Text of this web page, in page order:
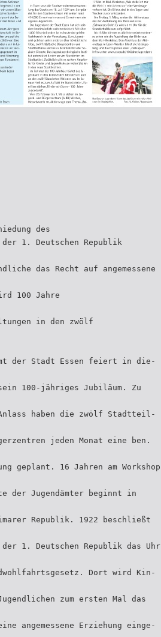
des
der 1. Deutschen Republik
das Recht auf angemessene
100 Jahre
in den zwölf
der Stadt Essen feiert in die-
100-jähriges Jubiläum. Zu
haben die zwölf Stadtteil-
jeden Monat eine ben.
geplant. 16 Jahren am Workshop
der Jugendämter beginnt in
Republik. 1922 beschließt
1. Deutschen Republik das Uhr
Dort wird Kin-
zum ersten Mal das
angemessene Erziehung einge-